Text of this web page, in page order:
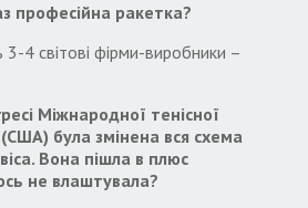
професійна ракетка?
4 світові фірми-виробники –
Міжнародної тенісної
була змінена вся схема
Вона пішла в плюс
не влаштувала?